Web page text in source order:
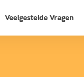
Veelgestelde Vragen